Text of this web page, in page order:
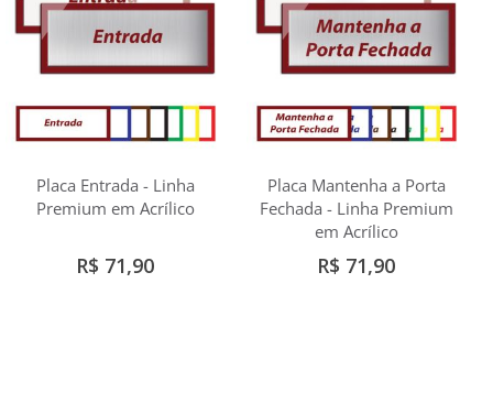
Placa Entrada - Linha
Premium em Acrílico
R$ 71,90
Placa Mantenha a Porta
Fechada - Linha Premium
em Acrílico
R$ 71,90